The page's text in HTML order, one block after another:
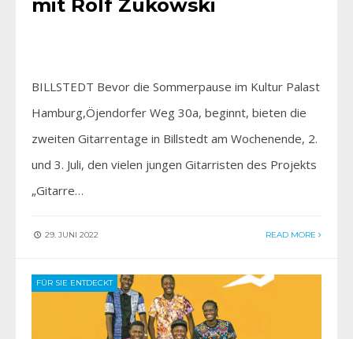
mit Rolf Zukowski
BILLSTEDT Bevor die Sommerpause im Kultur Palast
Hamburg,Öjendorfer Weg 30a, beginnt, bieten die
zweiten Gitarrentage in Billstedt am Wochenende, 2.
und 3. Juli, den vielen jungen Gitarristen des Projekts
„Gitarre…
29. JUNI 2022 READ MORE
FÜR SIE ENTDECKT